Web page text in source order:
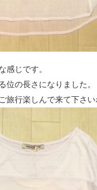
感じです。
位の長さになりました。
旅行楽しんで来て下さい